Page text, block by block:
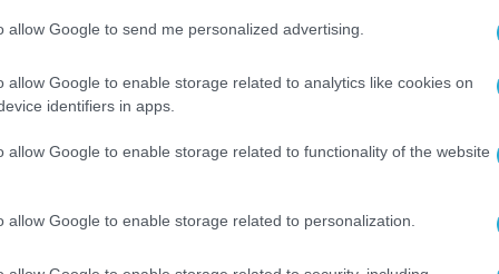
allow Google to send me personalized advertising.
allow Google to enable storage related to analytics like cookies on
identifiers in apps.
allow Google to enable storage related to functionality of the website
allow Google to enable storage related to personalization.
στη Μαύρη Θάλασσα από τον Βόρειο
εισέλθει στη Μαύρη Θάλασσα πριν τις 9
από τον Μάρτιο του 2022 όλα βρίσκονταν σε
στο πλαίσιο της SMO στην Ουκρανία. Το
υπέστη ζημιά κατά τη διάρκεια επίθεσης
του Novorossiysk στις 4 Αυγούστου 2023.